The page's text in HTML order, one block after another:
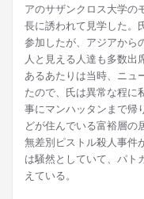
アのサザンクロス大学の
長に誘われて見学した。
参加したが、アジアから
人と見える人達も多数出
あるあたりは当時、ニュ
たので、氏は異常な程に
事にマンハッタンまで帰
どが住んでいる富裕層の
無差別ピストル殺人事件
は騒然としていて、パト
えている。